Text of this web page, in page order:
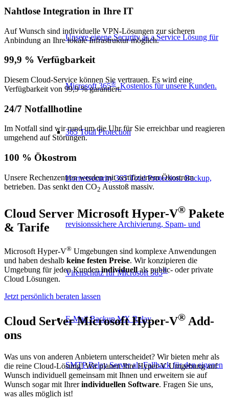
Unsere eigene Security as a Service Lösung für
Microsoft 365®. Kostenlos für unsere Kunden.
365 Total Protection
Hornetsecurity 365 Total Protection. Backup,
revisionssichere Archivierung, Spam- und
Virenschutz für Microsoft 365®
E-Mail Backup MX Relay
SMTP Relay Server als Fallback für den eigenen
Nahtlose Integration in Ihre IT
Auf Wunsch sind individuelle VPN-Lösungen zur sicheren
Anbindung an Ihre lokale Infrastruktur möglich.
99,9 % Verfügbarkeit
Diesem Cloud-Service können Sie vertrauen. Es wird eine
Verfügbarkeit von 99,9 % garantiert.
24/7 Notfallhotline
Im Notfall sind wir rund um die Uhr für Sie erreichbar und reagieren
umgehend auf Störungen.
100 % Ökostrom
Unsere Rechenzentren werden mit zertifiziertem Ökostrom
betrieben. Das senkt den CO2 Ausstoß massiv.
Cloud Server Microsoft Hyper-V® Pakete
& Tarife
Microsoft Hyper-V® Umgebungen sind komplexe Anwendungen
und haben deshalb keine festen Preise. Wir konzipieren die
Umgebung für jeden Kundenindividuellals public- oder private
Cloud Lösungen.
Jetzt persönlich beraten lassen
Cloud Server Microsoft Hyper-V® Add-
ons
Was uns von anderen Anbietern unterscheidet? Wir bieten mehr als
die reine Cloud-Lösung! Wir planen Ihre Hyper-V Umgebung auf
Wunsch individuell gemeinsam mit Ihnen und erweitern sie auf
Wunsch sogar mit Ihrerindividuellen Software. Fragen Sie uns,
was alles möglich ist!